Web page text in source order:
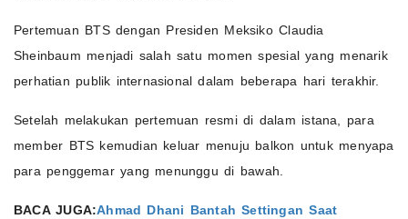
Pertemuan BTS dengan Presiden Meksiko Claudia
Sheinbaum menjadi salah satu momen spesial yang menarik
perhatian publik internasional dalam beberapa hari terakhir.
Setelah melakukan pertemuan resmi di dalam istana, para
member BTS kemudian keluar menuju balkon untuk menyapa
para penggemar yang menunggu di bawah.
BACA JUGA:Ahmad Dhani Bantah Settingan Saat